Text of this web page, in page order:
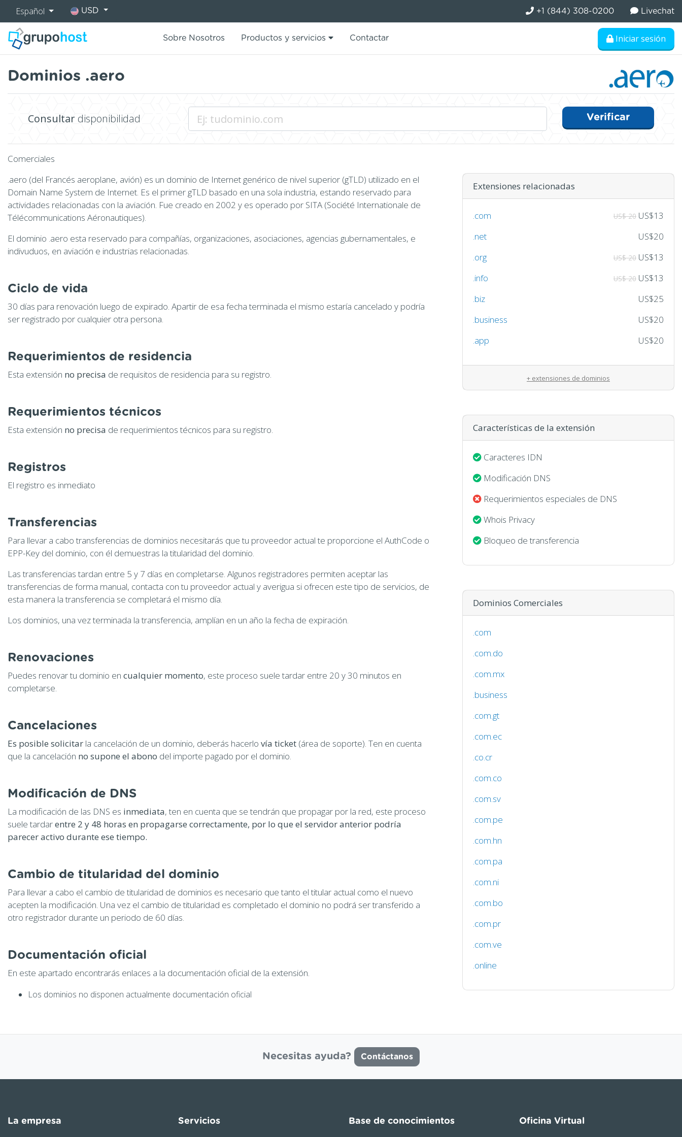
Español USD +1 (844) 308-0200 Livechat
Sobre Nosotros Productos y servicios Contactar Iniciar sesión
Dominios .aero
Consultar disponibilidad Verificar
Comerciales
.aero (del Francés aeroplane, avión) es un dominio de Internet genérico de nivel superior (gTLD) utilizado en el
Domain Name System de Internet. Es el primer gTLD basado en una sola industria, estando reservado para
actividades relacionadas con la aviación. Fue creado en 2002 y es operado por SITA (Société Internationale de
Télécommunications Aéronautiques).
El dominio .aero esta reservado para compañías, organizaciones, asociaciones, agencias gubernamentales, e
indivuduos, en aviación e industrias relacionadas.
Ciclo de vida
30 días para renovación luego de expirado. Apartir de esa fecha terminada el mismo estaría cancelado y podría
ser registrado por cualquier otra persona.
Requerimientos de residencia
Esta extensión no precisa de requisitos de residencia para su registro.
Requerimientos técnicos
Esta extensión no precisa de requerimientos técnicos para su registro.
Registros
El registro es inmediato
Transferencias
Para llevar a cabo transferencias de dominios necesitarás que tu proveedor actual te proporcione el AuthCode o
EPP-Key del dominio, con él demuestras la titularidad del dominio.
Las transferencias tardan entre 5 y 7 días en completarse. Algunos registradores permiten aceptar las
transferencias de forma manual, contacta con tu proveedor actual y averigua si ofrecen este tipo de servicios, de
esta manera la transferencia se completará el mismo día.
Los dominios, una vez terminada la transferencia, amplían en un año la fecha de expiración.
Renovaciones
Puedes renovar tu dominio en cualquier momento, este proceso suele tardar entre 20 y 30 minutos en
completarse.
Cancelaciones
Es posible solicitar la cancelación de un dominio, deberás hacerlo vía ticket (área de soporte). Ten en cuenta
que la cancelación no supone el abono del importe pagado por el dominio.
Modificación de DNS
La modificación de las DNS es inmediata, ten en cuenta que se tendrán que propagar por la red, este proceso
suele tardarentre 2 y 48 horas en propagarse correctamente, por lo que el servidor anterior podría
parecer activo durante ese tiempo.
Cambio de titularidad del dominio
Para llevar a cabo el cambio de titularidad de dominios es necesario que tanto el titular actual como el nuevo
acepten la modificación. Una vez el cambio de titularidad es completado el dominio no podrá ser transferido a
otro registrador durante un periodo de 60 días.
Documentación oficial
En este apartado encontrarás enlaces a la documentación oficial de la extensión.
Los dominios no disponen actualmente documentación oficial
Extensiones relacionadas
.com US$ 20 US$13
.net
US$20
.org
US$ 20 US$13
.info
US$ 20 US$13
.biz
US$25
.business
US$20
.app
US$20
+ extensiones de dominios
Características de la extensión
Caracteres IDN
Modificación DNS
Requerimientos especiales de DNS
Whois Privacy
Bloqueo de transferencia
Dominios Comerciales
.com
.com.do
.com.mx
.business
.com.gt
.com.ec
.co.cr
.com.co
.com.sv
.com.pe
.com.hn
.com.pa
.com.ni
.com.bo
.com.pr
.com.ve
.online
Necesitas ayuda? Contáctanos
La empresa Servicios Base de conocimientos Oficina Virtual